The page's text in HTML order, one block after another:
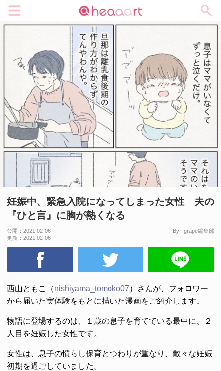
妊娠中、緊急入院になってしまった女性 夫の
『ひと言』に胸が熱くなる
公開： 2021-02-06
更新： 2021-02-06
By - grape編集部
西山ともこ（nishiyama_tomoko07）さんが、フォロワー
から届いた実体験をもとに描いた漫画をご紹介します。
物語に登場するのは、１歳の息子を育てている最中に、２
人目を妊娠した女性です。
女性は、息子の慣らし保育とつわりが重なり、散々な妊娠
初期を過ごしていました。